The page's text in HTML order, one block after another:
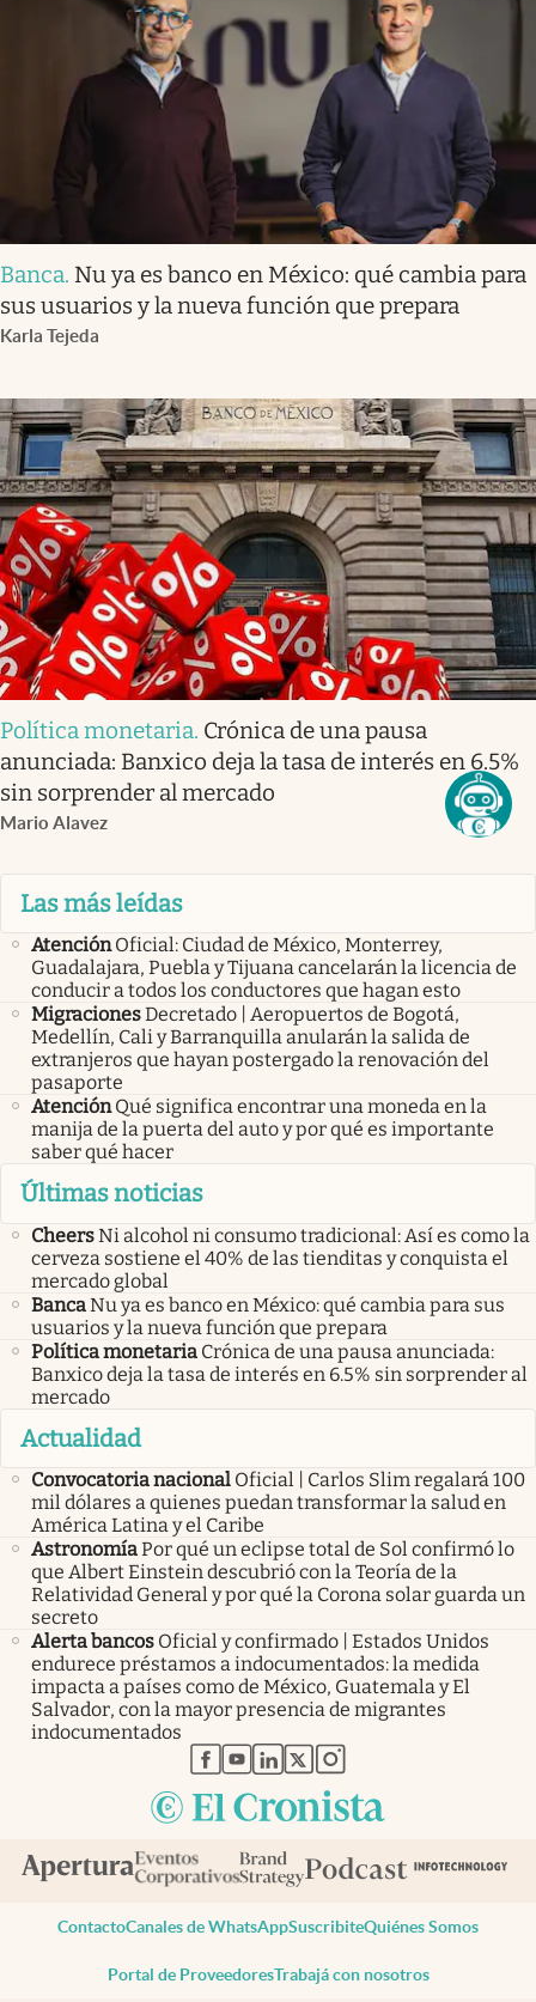
Banca. Nu ya es banco en México: qué cambia para
sus usuarios y la nueva función que prepara
Karla Tejeda
Política monetaria. Crónica de una pausa
anunciada: Banxico deja la tasa de interés en 6.5%
sin sorprender al mercado
Mario Alavez
Las más leídas
Atención Oficial: Ciudad de México, Monterrey,
Guadalajara, Puebla y Tijuana cancelarán la licencia de
conducir a todos los conductores que hagan esto
MigracionesDecretado | Aeropuertos de Bogotá,
Medellín, Cali y Barranquilla anularán la salida de
extranjeros que hayan postergado la renovación del
pasaporte
Atención Qué significa encontrar una moneda en la
manija de la puerta del auto y por qué es importante
saber qué hacer
Últimas noticias
CheersNi alcohol ni consumo tradicional: Así es como la
cerveza sostiene el 40% de las tienditas y conquista el
mercado global
BancaNu ya es banco en México: qué cambia para sus
usuarios y la nueva función que prepara
Política monetaria Crónica de una pausa anunciada:
Banxico deja la tasa de interés en 6.5% sin sorprender al
mercado
Actualidad
Convocatoria nacional Oficial | Carlos Slim regalará 100
mil dólares a quienes puedan transformar la salud en
América Latina y el Caribe
AstronomíaPor qué un eclipse total de Sol confirmó lo
que Albert Einstein descubrió con la Teoría de la
Relatividad General y por qué la Corona solar guarda un
secreto
Alerta bancos Oficial y confirmado | Estados Unidos
endurece préstamos a indocumentados: la medida
impacta a países como de México, Guatemala y El
Salvador, con la mayor presencia de migrantes
indocumentados
abre en nueva pestaña
abre en nueva pestaña
abre en nueva pestaña
abre en nueva pestaña
abre en nueva pestaña
ContactoCanales de WhatsAppSuscribiteQuiénes Somos
Portal de ProveedoresTrabajá con nosotros